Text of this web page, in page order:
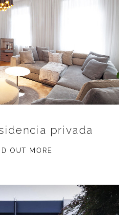
privada
OUT MORE